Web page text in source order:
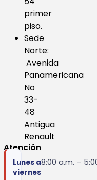
primer
piso.
Sede
Norte:
Avenida
Panamericana
No
33-
48
Antigua
Renault
Atención
Lunes a
viernes
8:00 a.m. –